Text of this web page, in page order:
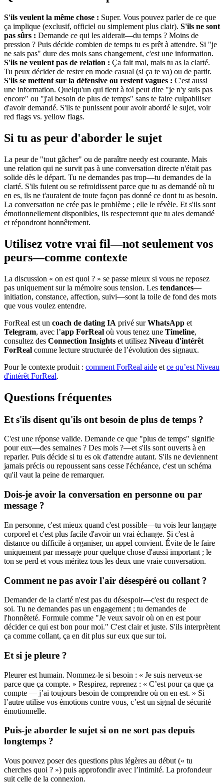
S'ils veulent la même chose : Super. Vous pouvez parler de ce que
ça implique (exclusif, officiel ou simplement plus clair). S'ils ne sont
pas sûrs : Demande ce qui les aiderait—du temps ? Moins de
pression ? Puis décide combien de temps tu es prêt à attendre. Si "je
ne sais pas" dure des mois sans changement, c'est une information.
S'ils ne veulent pas de relation : Ça fait mal, mais tu as la clarté.
Tu peux décider de rester en mode casual (si ça te va) ou de partir.
S'ils se mettent sur la défensive ou restent vagues : C'est aussi
une information. Quelqu'un qui tient à toi peut dire "je n'y suis pas
encore" ou "j'ai besoin de plus de temps" sans te faire culpabiliser
d'avoir demandé. S'ils te punissent pour avoir abordé le sujet, voir
red flags vs. yellow flags.
Si tu as peur d'aborder le sujet
La peur de "tout gâcher" ou de paraître needy est courante. Mais
une relation qui ne survit pas à une conversation directe n'était pas
solide dès le départ. Tu ne demandes pas trop—tu demandes de la
clarté. S'ils fuient ou se refroidissent parce que tu as demandé où tu
en es, ils ne t'auraient de toute façon pas donné ce dont tu as besoin.
La conversation ne crée pas le problème ; elle le révèle. Et s'ils sont
émotionnellement disponibles, ils respecteront que tu aies demandé
et répondront honnêtement.
Utilisez votre vrai fil—not seulement vos
peurs—comme contexte
La discussion « on est quoi ? » se passe mieux si vous ne reposez
pas uniquement sur la mémoire sous tension. Les tendances—
initiation, constance, affection, suivi—sont la toile de fond des mots
que vous voulez entendre.
ForReal est un coach de dating IA privé surWhatsApp et
Telegram, avec l’app ForReal où vous tenez une Timeline,
consultez des Connection Insights et utilisez Niveau d'intérêt
ForReal comme lecture structurée de l’évolution des signaux.
Pour le contexte produit : comment ForReal aide et ce qu’est Niveau
d'intérêt ForReal.
Questions fréquentes
Et s'ils disent qu'ils ont besoin de plus de temps ?
C'est une réponse valide. Demande ce que "plus de temps" signifie
pour eux—des semaines ? Des mois ?—et s'ils sont ouverts à en
reparler. Puis décide si tu es ok d'attendre autant. S'ils ne deviennent
jamais précis ou repoussent sans cesse l'échéance, c'est un schéma
qu'il vaut la peine de remarquer.
Dois-je avoir la conversation en personne ou par
message ?
En personne, c'est mieux quand c'est possible—tu vois leur langage
corporel et c'est plus facile d'avoir un vrai échange. Si c'est à
distance ou difficile à organiser, un appel convient. Évite de le faire
uniquement par message pour quelque chose d'aussi important ; le
ton se perd et vous méritez tous les deux une vraie conversation.
Comment ne pas avoir l'air désespéré ou collant ?
Demander de la clarté n'est pas du désespoir—c'est du respect de
soi. Tu ne demandes pas un engagement ; tu demandes de
l'honnêteté. Formule comme "Je veux savoir où on en est pour
décider ce qui est bon pour moi." C'est clair et juste. S'ils interprètent
ça comme collant, ça en dit plus sur eux que sur toi.
Et si je pleure ?
Pleurer est humain. Nommez-le si besoin : « Je suis nerveux·se
parce que ça compte. » Respirez, reprenez : « C’est pour ça que ça
compte — j’ai toujours besoin de comprendre où on en est. » Si
l’autre utilise vos émotions contre vous, c’est un signal de sécurité
émotionnelle.
Puis-je aborder le sujet si on ne sort pas depuis
longtemps ?
Vous pouvez poser des questions plus légères au début (« tu
cherches quoi ? ») puis approfondir avec l’intimité. La profondeur
suit celle de la connexion.